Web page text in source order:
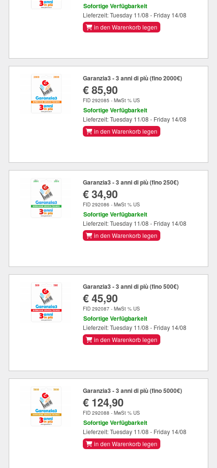
Sofortige Verfügbarkeit
Lieferzeit: Tuesday 11/08 - Friday 14/08
in den Warenkorb legen
Garanzia3 - 3 anni di più (fino 2000€)
€ 85,90
FID 292085 - MwSt % US
Sofortige Verfügbarkeit
Lieferzeit: Tuesday 11/08 - Friday 14/08
in den Warenkorb legen
Garanzia3 - 3 anni di più (fino 250€)
€ 34,90
FID 292086 - MwSt % US
Sofortige Verfügbarkeit
Lieferzeit: Tuesday 11/08 - Friday 14/08
in den Warenkorb legen
Garanzia3 - 3 anni di più (fino 500€)
€ 45,90
FID 292087 - MwSt % US
Sofortige Verfügbarkeit
Lieferzeit: Tuesday 11/08 - Friday 14/08
in den Warenkorb legen
Garanzia3 - 3 anni di più (fino 5000€)
€ 124,90
FID 292088 - MwSt % US
Sofortige Verfügbarkeit
Lieferzeit: Tuesday 11/08 - Friday 14/08
in den Warenkorb legen